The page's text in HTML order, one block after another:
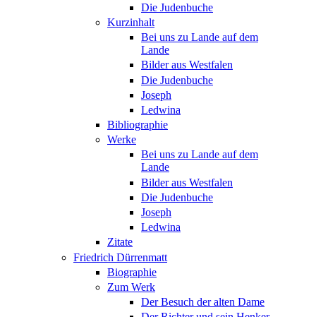
Die Judenbuche
Kurzinhalt
Bei uns zu Lande auf dem
Lande
Bilder aus Westfalen
Die Judenbuche
Joseph
Ledwina
Bibliographie
Werke
Bei uns zu Lande auf dem
Lande
Bilder aus Westfalen
Die Judenbuche
Joseph
Ledwina
Zitate
Friedrich Dürrenmatt
Biographie
Zum Werk
Der Besuch der alten Dame